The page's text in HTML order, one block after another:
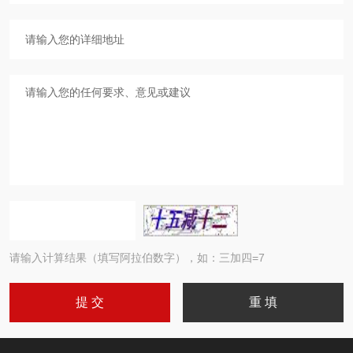
请输入计算结果（填写阿拉伯数字），如：三加四=7